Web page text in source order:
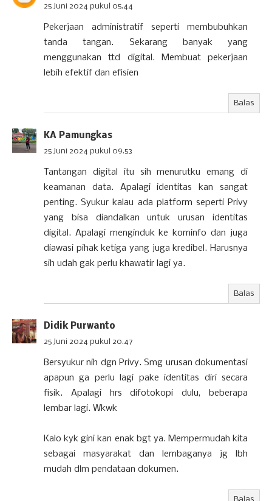
25 Juni 2024 pukul 05.44
Pekerjaan administratif seperti membubuhkan
tanda tangan. Sekarang banyak yang
menggunakan ttd digital. Membuat pekerjaan
lebih efektif dan efisien
Balas
KA Pamungkas
25 Juni 2024 pukul 09.53
Tantangan digital itu sih menurutku emang di
keamanan data. Apalagi identitas kan sangat
penting. Syukur kalau ada platform seperti Privy
yang bisa diandalkan untuk urusan identitas
digital. Apalagi menginduk ke kominfo dan juga
diawasi pihak ketiga yang juga kredibel. Harusnya
sih udah gak perlu khawatir lagi ya.
Balas
Didik Purwanto
25 Juni 2024 pukul 20.47
Bersyukur nih dgn Privy. Smg urusan dokumentasi
apapun ga perlu lagi pake identitas diri secara
fisik. Apalagi hrs difotokopi dulu, beberapa
lembar lagi. Wkwk
Kalo kyk gini kan enak bgt ya. Mempermudah kita
sebagai masyarakat dan lembaganya jg lbh
mudah dlm pendataan dokumen.